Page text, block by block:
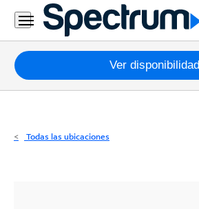
Residencial
Business
Paquetes
Internet
Ver disponibilidad
Todas las ubicaciones